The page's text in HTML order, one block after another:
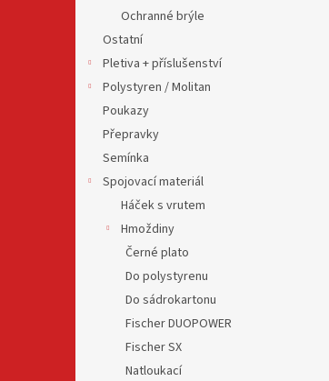
Ochranné brýle
Ostatní
Pletiva + příslušenství
Polystyren / Molitan
Poukazy
Přepravky
Semínka
Spojovací materiál
Háček s vrutem
Hmoždiny
Černé plato
Do polystyrenu
Do sádrokartonu
Fischer DUOPOWER
Fischer SX
Natloukací